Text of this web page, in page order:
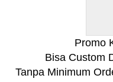
Promo
Bisa Custom
Tanpa Minimum